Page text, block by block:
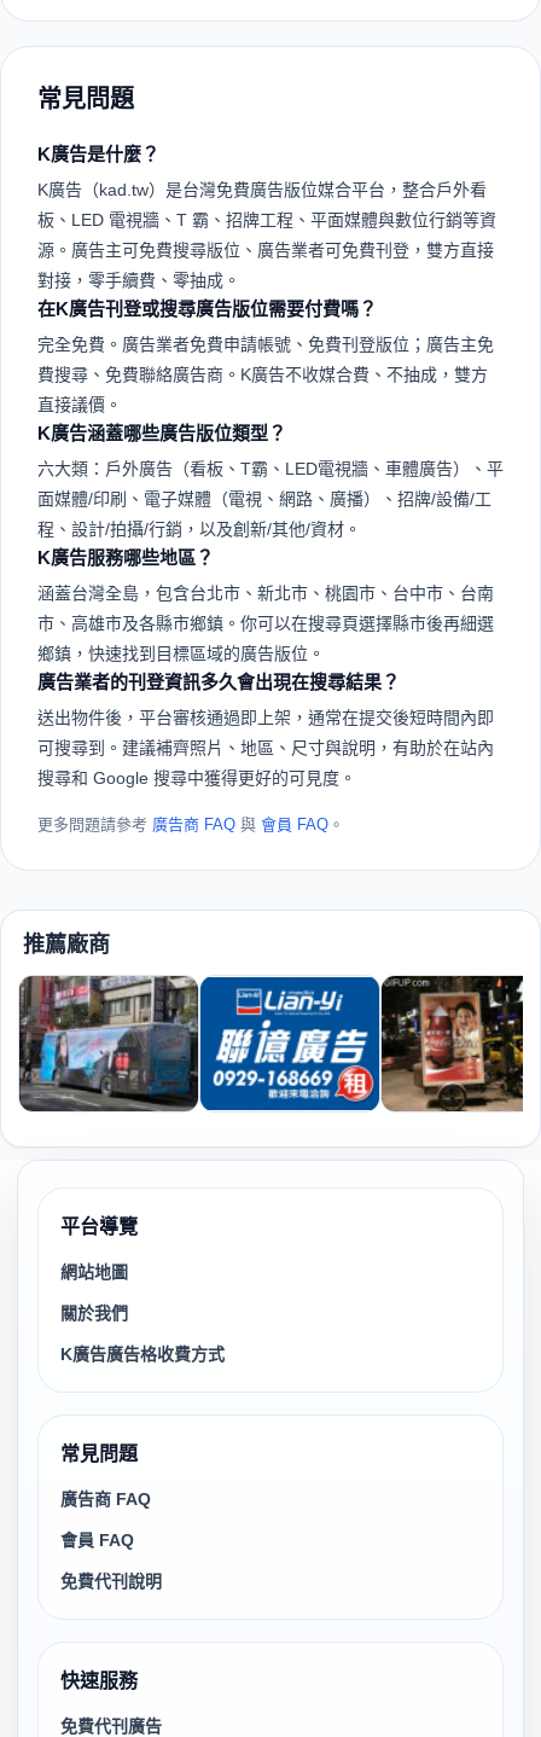
如何使用 K廣告？
廣告主：找廣告版位
選擇廣告大類
戶外廣告、LED電視牆、
招牌工程等類型。
篩選地區：選縣市或鄉
鎮，縮小至目標投放區
域。
輸入關鍵字：可加路名、
商圈或廣告商名稱精準定
位。
聯絡廣告業者：點入明細
頁查看照片與規格，直接
電話或留言詢價。
費刊登」→「加入廣告
商」完成註冊。
建立營業項目 ：設定媒體
區」命名。
新增版位物件 ：填地區、
尺寸、照片、說明與聯絡
可在搜尋結果直接看到並
聯絡你。
常見問題
K廣告是什麼？
K廣告（kad.tw）是台灣免費廣告版位媒合平台，整合戶外看
板、LED 電視牆、T 霸、招牌工程、平面媒體與數位行銷等資
源。廣告主可免費搜尋版位、廣告業者可免費刊登，雙方直接
在K廣告刊登或搜尋廣告版位需要付費嗎？
完全免費。廣告業者免費申請帳號、免費刊登版位；廣告主免
直接議價。
六大類：戶外廣告（看板、T霸、LED電視牆、車體廣告）、平
面媒體/印刷、電子媒體（電視、網路、廣播）、招牌/設備/工
程、設計/拍攝/行銷，以及創新/其他/資材。
K廣告服務哪些地區？
市、高雄市及各縣市鄉鎮。你可以在搜尋頁選擇縣市後再細選
鄉鎮，快速找到目標區域的廣告版位。
廣告業者的刊登資訊多久會出現在搜尋結果？
可搜尋到。建議補齊照片、地區、尺寸與說明，有助於在站內
搜尋和 Google 搜尋中獲得更好的可見度。
更多問題請參考廣告商 FAQ